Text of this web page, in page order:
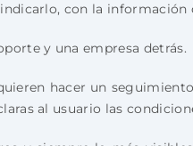
con la
y una empresa detrás.
hacer un
al usuario las